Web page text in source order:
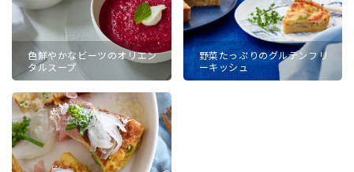
色鮮やかなビーツのオリエン
タルスープ
野菜たっぷりのグルテンフリ
ーキッシュ